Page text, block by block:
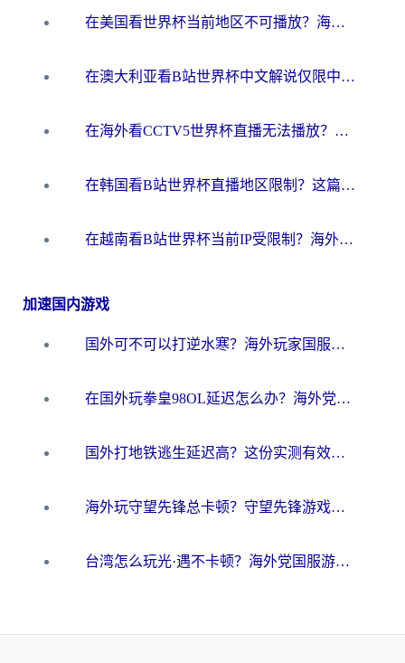
在美国看世界杯当前地区不可播放？海外党体育观赛终极指南来了！
在澳大利亚看B站世界杯中文解说仅限中国大陆？这篇指南帮你打破限制看遍赛事
在海外看CCTV5世界杯直播无法播放？这篇指南让你和国内球迷同步呐喊
在韩国看B站世界杯直播地区限制？这篇指南让你告别“当前地区不可播放”
在越南看B站世界杯当前IP受限制？海外党体育观赛终极指南来了
加速国内游戏
国外可不可以打逆水寒？海外玩家国服畅玩终极指南（附漫威荒野乱斗加速方案）
在国外玩拳皇98OL延迟怎么办？海外党亲测有效的低延迟指南
国外打地铁逃生延迟高？这份实测有效的低延迟指南帮你吃鸡
海外玩守望先锋总卡顿？守望先锋游戏加速器在哪里买&避坑指南（附欧洲非洲游戏实测）
台湾怎么玩光·遇不卡顿？海外党国服游戏加速终极攻略（附实测体验）